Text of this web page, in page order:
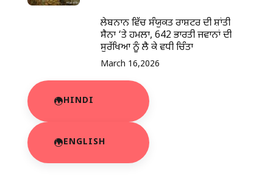
ਲੇਬਨਾਨ ਵਿੱਚ ਸੰਯੁਕਤ ਰਾਸ਼ਟਰ ਦੀ ਸ਼ਾਂਤੀ
ਸੈਨਾ ‘ਤੇ ਹਮਲਾ, 642 ਭਾਰਤੀ ਜਵਾਨਾਂ ਦੀ
ਸੁਰੱਖਿਆ ਨੂੰ ਲੈ ਕੇ ਵਧੀ ਚਿੰਤਾ
March 16,2026
HINDI
ENGLISH